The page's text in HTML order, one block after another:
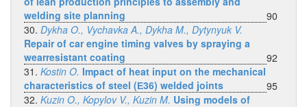
welding site planning
90
30. Dykha O., Vychavka A., Dykha M., Dytynyuk V.
Repair of car engine timing valves by spraying a
wearresistant coating
92
31. Kostin O. Impact of heat input on the mechanical
characteristics of steel (Е36) welded joints
95
32. Kuzin O., Kopylov V., Kuzin M. Using models of